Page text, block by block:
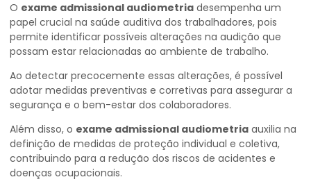
O exame admissional audiometria desempenha um
papel crucial na saúde auditiva dos trabalhadores, pois
permite identificar possíveis alterações na audição que
possam estar relacionadas ao ambiente de trabalho.
Ao detectar precocemente essas alterações, é possível
adotar medidas preventivas e corretivas para assegurar a
segurança e o bem-estar dos colaboradores.
Além disso, o exame admissional audiometria auxilia na
definição de medidas de proteção individual e coletiva,
contribuindo para a redução dos riscos de acidentes e
doenças ocupacionais.